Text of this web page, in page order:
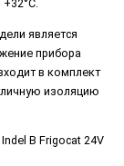
является
прибора
в комплект
изоляцию
B Frigocat 24V